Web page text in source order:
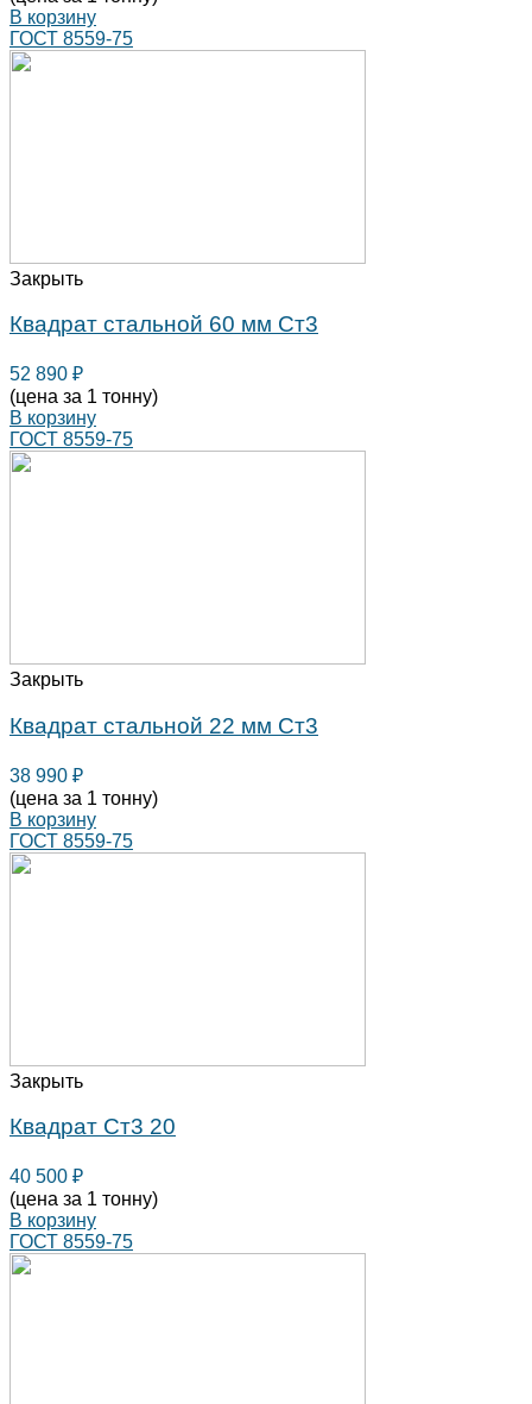
В корзину
ГОСТ 8559-75
Закрыть
Квадрат стальной 60 мм Ст3
52 890 ₽
(цена за 1 тонну)
В корзину
ГОСТ 8559-75
Закрыть
Квадрат стальной 22 мм Ст3
38 990 ₽
(цена за 1 тонну)
В корзину
ГОСТ 8559-75
Закрыть
Квадрат Ст3 20
40 500 ₽
(цена за 1 тонну)
В корзину
ГОСТ 8559-75